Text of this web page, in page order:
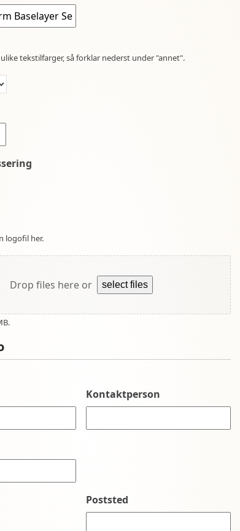
tekstilfarger, så forklar nederst under "annet".
logofil her.
Drop files here or select files
Kontaktperson
Poststed